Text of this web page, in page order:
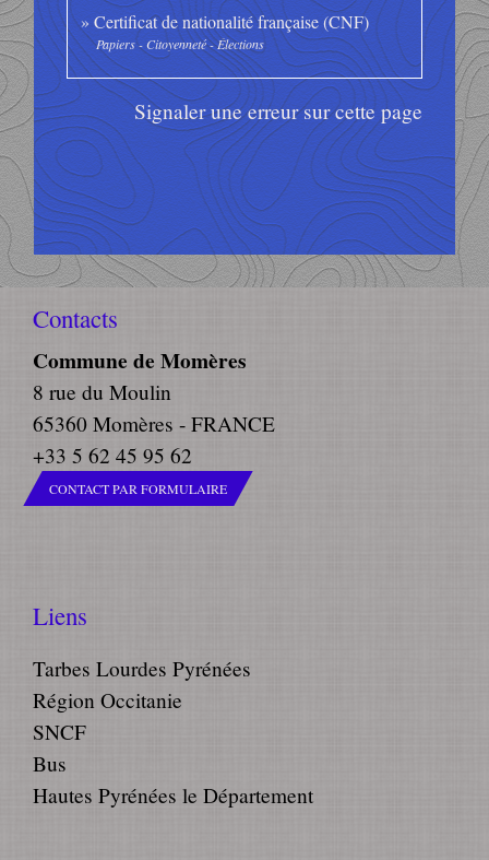
Certificat de nationalité française (CNF)
Papiers - Citoyenneté - Élections
Signaler une erreur sur cette page
Contacts
Commune de Momères
8 rue du Moulin
65360 Momères - FRANCE
+33 5 62 45 95 62
CONTACT PAR FORMULAIRE
Liens
Tarbes Lourdes Pyrénées
Région Occitanie
SNCF
Bus
Hautes Pyrénées le Département